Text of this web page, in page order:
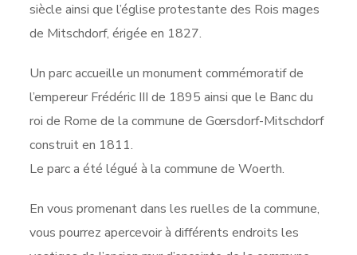
siècle ainsi que l’église protestante des Rois mages
de Mitschdorf, érigée en 1827.
Un parc accueille un monument commémoratif de
l’empereur Frédéric III de 1895 ainsi que le Banc du
roi de Rome de la commune de Gœrsdorf-Mitschdorf
construit en 1811.
Le parc a été légué à la commune de Woerth.
En vous promenant dans les ruelles de la commune,
vous pourrez apercevoir à différents endroits les